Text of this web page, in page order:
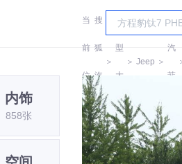
当
前
位
置:
搜
狐
汽
车
＞
车
型
大
全
＞ Jeep ＞
广
汽
菲
内饰
858张